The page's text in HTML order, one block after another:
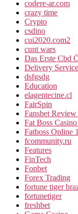
codere-ar.com
crazy time
Crypto
csdino
cui2020.com2
cunt wars
Das Erste Cbd
Delivery
dsfgsdg
Education
elagentecine.cl
FairSpin
Fansbet Review
Fat Boss Casino
Fatboss Online
fcommunity.ru
Features
FinTech
Fonbet
Forex Trading
fortune tiger
fortunetiger
freshbet